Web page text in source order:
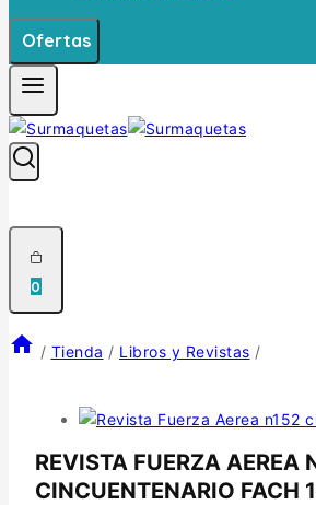
Ofertas
0
/ Tienda / Libros y Revistas /
REVISTA FUERZA AEREA
CINCUENTENARIO FACH